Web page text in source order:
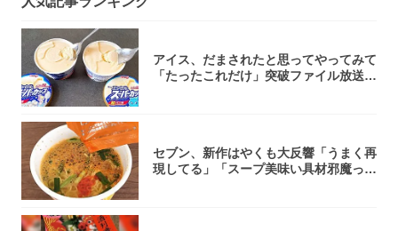
アイス、だまされたと思ってやってみて
「たったこれだけ」突破ファイル放送で
セブン、新作はやくも大反響「うまく再
現してる」「スープ美味い具材邪魔って